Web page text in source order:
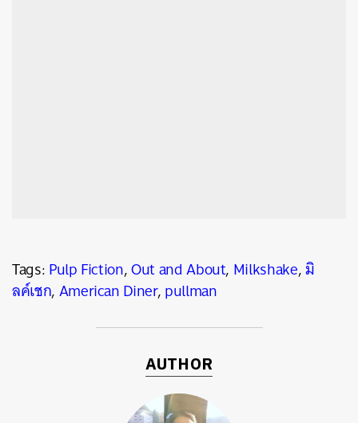
Tags:Pulp Fiction,Out and About, Milkshake,มิ
ลค์เชก,American Diner,pullman
AUTHOR